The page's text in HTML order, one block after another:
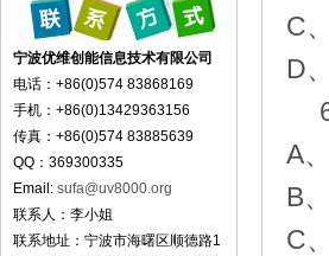
宁波优维创能信息技术有限公司
电话：+86(0)574 83868169
手机：+86(0)13429363156
传真：+86(0)574 83885639
QQ：369300335
Email: sufa@uv8000.org
联系人：李小姐
联系地址：宁波市海曙区顺德路1
C
D
A
B、
C